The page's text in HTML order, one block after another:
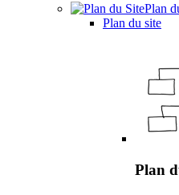
Plan
Plan du site
Plan